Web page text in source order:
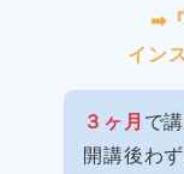
➡︎
イン
３ヶ月 で
開講後わ